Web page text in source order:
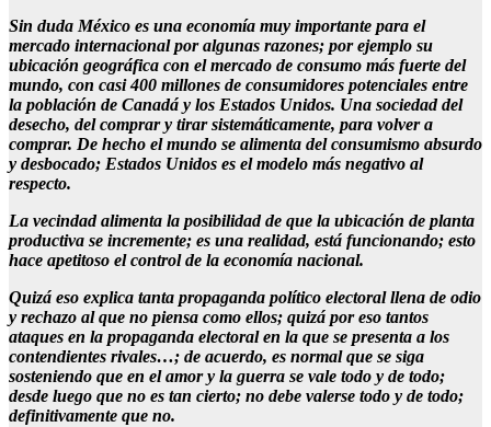
Sin duda México es una economía muy importante para el
mercado internacional por algunas razones; por ejemplo su
ubicación geográfica con el mercado de consumo más fuerte del
mundo, con casi 400 millones de consumidores potenciales entre
la población de Canadá y los Estados Unidos. Una sociedad del
desecho, del comprar y tirar sistemáticamente, para volver a
comprar. De hecho el mundo se alimenta del consumismo absurdo
y desbocado; Estados Unidos es el modelo más negativo al
respecto.
La vecindad alimenta la posibilidad de que la ubicación de planta
productiva se incremente; es una realidad, está funcionando; esto
hace apetitoso el control de la economía nacional.
Quizá eso explica tanta propaganda político electoral llena de odio
y rechazo al que no piensa como ellos; quizá por eso tantos
ataques en la propaganda electoral en la que se presenta a los
contendientes rivales…; de acuerdo, es normal que se siga
sosteniendo que en el amor y la guerra se vale todo y de todo;
desde luego que no es tan cierto; no debe valerse todo y de todo;
definitivamente que no.